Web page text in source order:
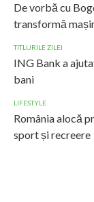
De vorbă cu
transformă
TITLURILE ZILEI
ING Bank a
bani
LIFESTYLE
România alocă
sport și recreere